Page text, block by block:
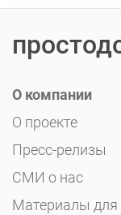
О компании
О проекте
Пресс-релизы
СМИ о нас
Материалы